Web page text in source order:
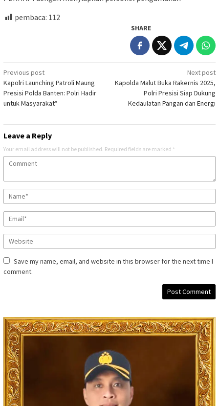
pembaca: 112
SHARE
Post
navigation
Previous post
Kapolri Launching Patroli Maung
Presisi Polda Banten: Polri Hadir
untuk Masyarakat*
Next post
Kapolda Malut Buka Rakernis 2025,
Polri Presisi Siap Dukung
Kedaulatan Pangan dan Energi
Leave a Reply
Your email address will not be published. Required fields are marked *
Save my name, email, and website in this browser for the next time I
comment.